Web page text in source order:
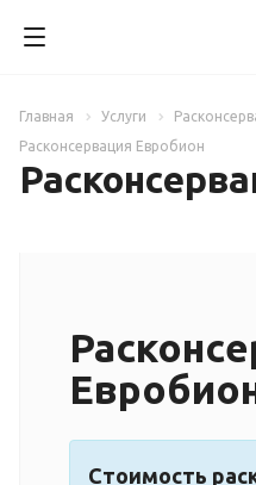
Главная Услуги
Расконсервация Евробион
Стоимость